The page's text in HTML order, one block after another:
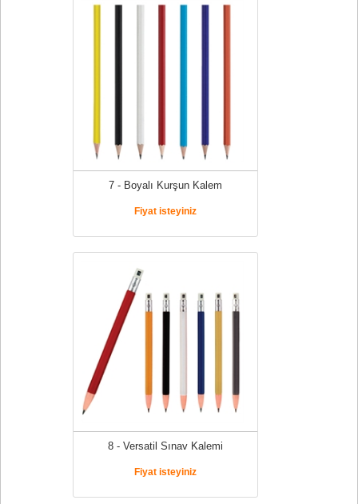
7 - Boyalı Kurşun Kalem
Fiyat isteyiniz
8 - Versatil Sınav Kalemi
Fiyat isteyiniz